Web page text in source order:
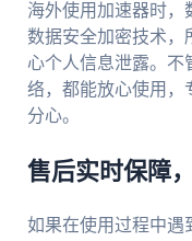
海外使用加速器时，
数据安全加密技术，
心个人信息泄露。不
络，都能放心使用，
分心。
售后实时保障
如果在使用过程中遇